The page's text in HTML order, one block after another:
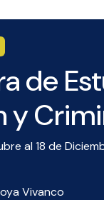
de
y
al 18 de
Vivanco